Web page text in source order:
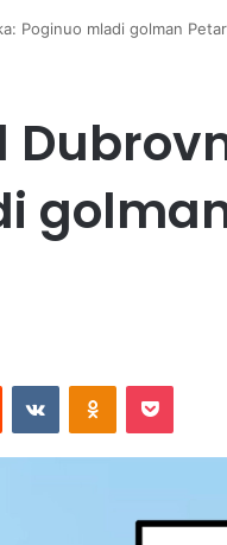
Poginuo mladi golman